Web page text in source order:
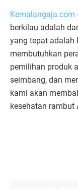
Kemalangaja.com
berkilau adalah
yang tepat adalah
membutuhkan
pemilihan produk
seimbang, dan
kami akan
kesehatan rambut